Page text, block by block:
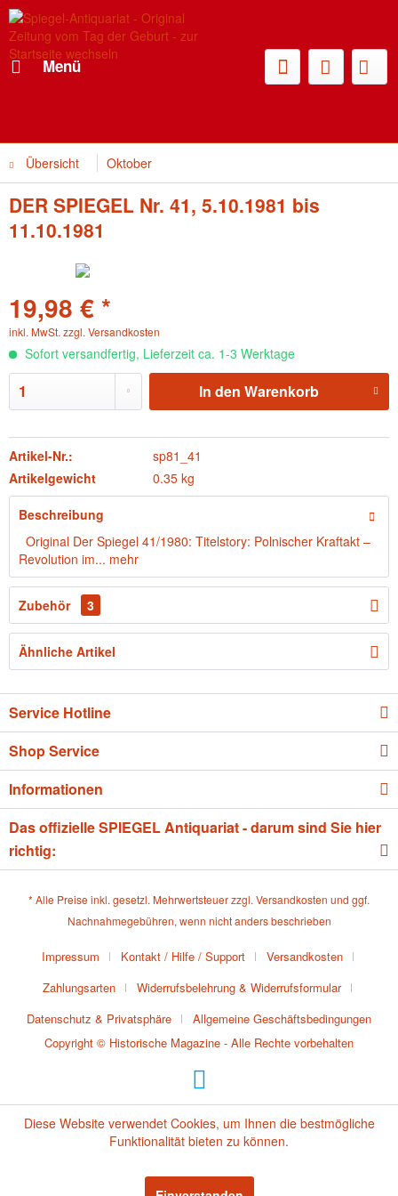
Menü
Übersicht Oktober
DER SPIEGEL Nr. 41, 5.10.1981 bis
11.10.1981
19,98 € *
inkl. MwSt. zzgl. Versandkosten
Sofort versandfertig, Lieferzeit ca. 1-3 Werktage
In den Warenkorb
Artikel-Nr.:
sp81_41
Artikelgewicht
0.35 kg
Beschreibung
Original Der Spiegel 41/1980: Titelstory: Polnischer Kraftakt –
Revolution im... mehr
Zubehör 3
Ähnliche Artikel
Service Hotline
Shop Service
Informationen
Das offizielle SPIEGEL Antiquariat - darum sind Sie hier
richtig:
* Alle Preise inkl. gesetzl. Mehrwertsteuer zzgl. Versandkosten und ggf.
Nachnahmegebühren, wenn nicht anders beschrieben
Impressum Kontakt / Hilfe / Support
Versandkosten
Zahlungsarten
Widerrufsbelehrung & Widerrufsformular
Datenschutz & Privatsphäre
Allgemeine Geschäftsbedingungen
Copyright © Historische Magazine - Alle Rechte vorbehalten
Diese Website verwendet Cookies, um Ihnen die bestmögliche
Funktionalität bieten zu können.